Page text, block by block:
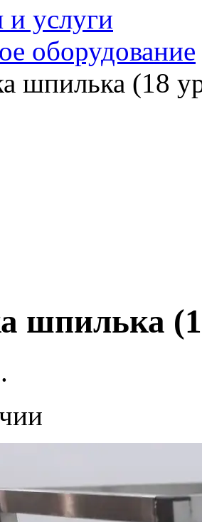
и услуги
оборудование
шпилька (18
шпилька